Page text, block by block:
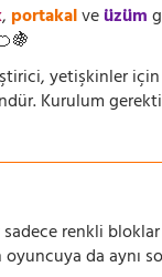
, portakalveüzüm
yetişkinler
Kurulum
renkli
da